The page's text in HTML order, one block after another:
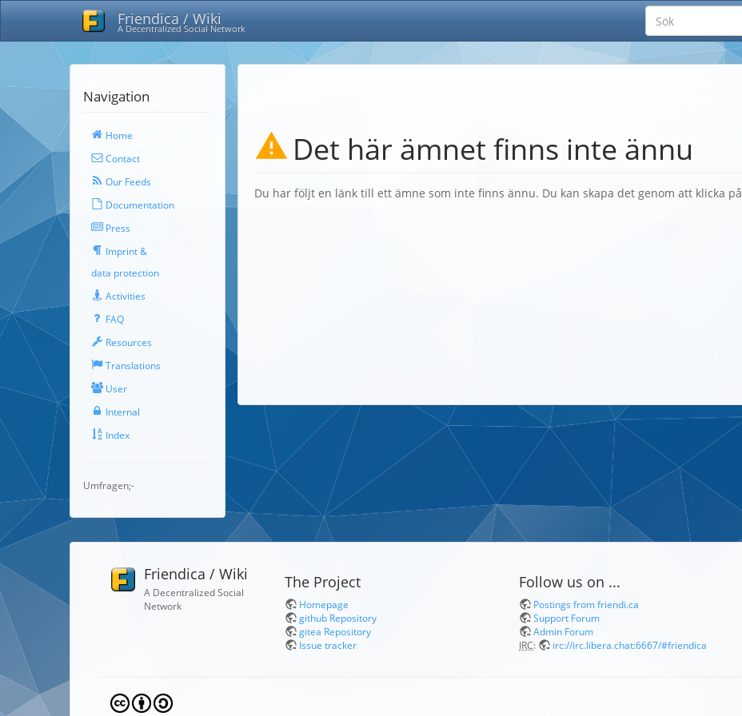
Friendica / Wiki
A Decentralized Social Network
Navigation
Home
Contact
Our Feeds
Documentation
Press
Imprint &
data protection
Activities
FAQ
Resources
Translations
User
Internal
Index
Umfragen;-
Det här ämnet finns inte ännu
Du har följt en länk till ett ämne som inte finns ännu. Du kan skapa det genom att klicka på
Friendica / Wiki
A Decentralized Social
Network
The Project
Homepage
github Repository
gitea Repository
Issue tracker
Follow us on ...
Postings from friendi.ca
Support Forum
Admin Forum
IRC: irc://irc.libera.chat:6667/#friendica